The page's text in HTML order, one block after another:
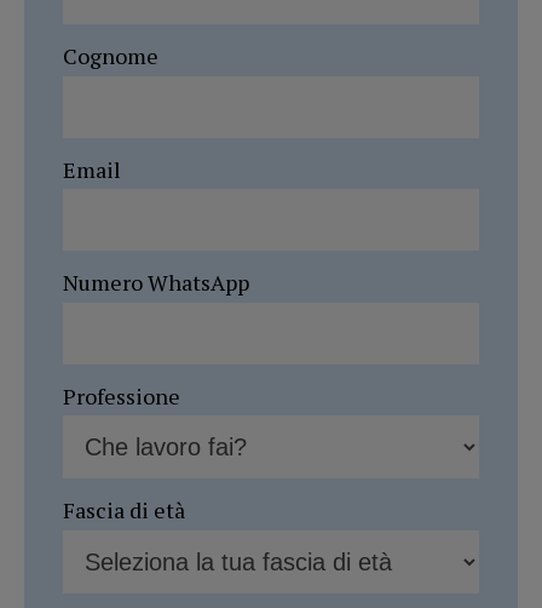
Cognome
Email
Numero WhatsApp
Professione
Fascia di età